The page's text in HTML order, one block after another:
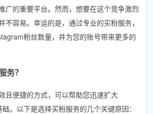
广的重要平台。然而，想要在这个竞争激烈
不容易。幸运的是，通过专业的买粉服务，
粉丝数量，并为您的账号带来更多的
务？
且便捷的方式，可以帮助您迅速扩大
。以下是选择买粉服务的几个关键原因：